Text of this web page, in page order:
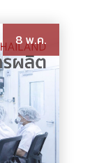
8 พ.ค.